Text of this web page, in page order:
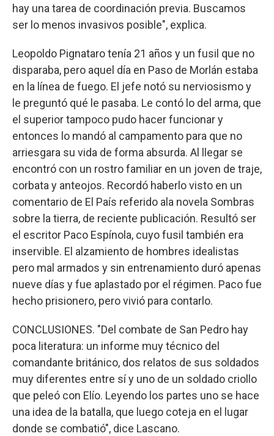
hay una tarea de coordinación previa. Buscamos
ser lo menos invasivos posible", explica.
Leopoldo Pignataro tenía 21 años y un fusil que no
disparaba, pero aquel día en Paso de Morlán estaba
en la línea de fuego. El jefe notó su nerviosismo y
le preguntó qué le pasaba. Le contó lo del arma, que
el superior tampoco pudo hacer funcionar y
entonces lo mandó al campamento para que no
arriesgara su vida de forma absurda. Al llegar se
encontró con un rostro familiar en un joven de traje,
corbata y anteojos. Recordó haberlo visto en un
comentario de El País referido ala novela Sombras
sobre la tierra, de reciente publicación. Resultó ser
el escritor Paco Espínola, cuyo fusil también era
inservible. El alzamiento de hombres idealistas
pero mal armados y sin entrenamiento duró apenas
nueve días y fue aplastado por el régimen. Paco fue
hecho prisionero, pero vivió para contarlo.
CONCLUSIONES. "Del combate de San Pedro hay
poca literatura: un informe muy técnico del
comandante británico, dos relatos de sus soldados
muy diferentes entre sí y uno de un soldado criollo
que peleó con Elío. Leyendo los partes uno se hace
una idea de la batalla, que luego coteja en el lugar
donde se combatió", dice Lascano.